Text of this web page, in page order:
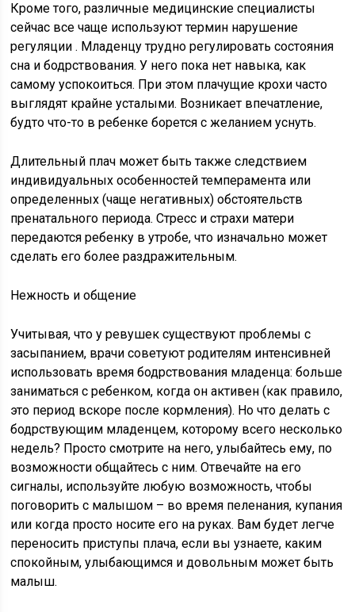
Кроме того, различные медицинские специалисты
сейчас все чаще используют термин нарушение
регуляции . Младенцу трудно регулировать состояния
сна и бодрствования. У него пока нет навыка, как
самому успокоиться. При этом плачущие крохи часто
выглядят крайне усталыми. Возникает впечатление,
будто что-то в ребенке борется с желанием уснуть.
Длительный плач может быть также следствием
индивидуальных особенностей темперамента или
определенных (чаще негативных) обстоятельств
пренатального периода. Стресс и страхи матери
передаются ребенку в утробе, что изначально может
сделать его более раздражительным.
Нежность и общение
Учитывая, что у ревушек существуют проблемы с
засыпанием, врачи советуют родителям интенсивней
использовать время бодрствования младенца: больше
заниматься с ребенком, когда он активен (как правило,
это период вскоре после кормления). Но что делать с
бодрствующим младенцем, которому всего несколько
недель? Просто смотрите на него, улыбайтесь ему, по
возможности общайтесь с ним. Отвечайте на его
сигналы, используйте любую возможность, чтобы
поговорить с малышом – во время пеленания, купания
или когда просто носите его на руках. Вам будет легче
переносить приступы плача, если вы узнаете, каким
спокойным, улыбающимся и довольным может быть
малыш.